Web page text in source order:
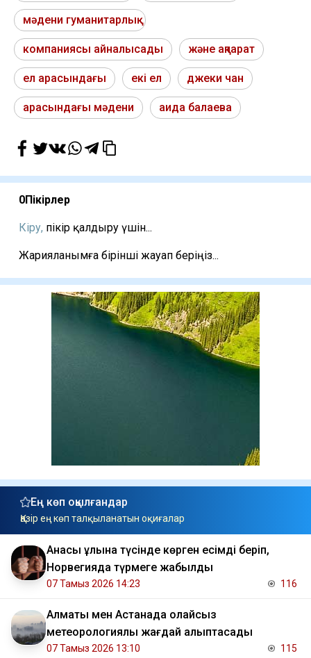
мәдени гуманитарлық
компаниясы айналысады және ақпарат
ел арасындағы екі ел джеки чан
арасындағы мәдени аида балаева
0Пікірлер
Кіру, пікір қалдыру үшін...
Жарияланымға бірінші жауап беріңіз...
Ең көп оқылғандар
Қазір ең көп талқыланатын оқиғалар
Анасы ұлына түсінде көрген есімді беріп,
Норвегияда түрмеге жабылды
07 Тамыз 2026 14:23 116
Алматы мен Астанада қолайсыз
метеорологиялық жағдай қалыптасады
07 Тамыз 2026 13:10 115